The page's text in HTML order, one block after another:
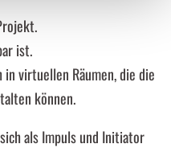
ist.
virtuellen Räumen, die die
können.
als Impuls und Initiator